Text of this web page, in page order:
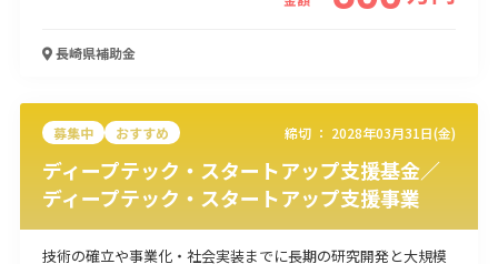
長崎県補助金
募集中 おすすめ 締切 ： 2028年03月31日(金)
ディープテック・スタートアップ支援基金／
ディープテック・スタートアップ支援事業
技術の確立や事業化・社会実装までに長期の研究開発と大規模